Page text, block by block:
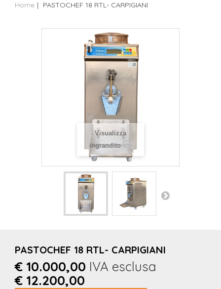
Home | PASTOCHEF 18 RTL- CARPIGIANI
Visualizza
ingrandito
PASTOCHEF 18 RTL- CARPIGIANI
€ 10.000,00 IVA esclusa
€ 12.200,00